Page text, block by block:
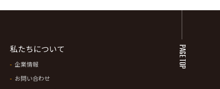
私たちについて
企業情報
お問い合わせ
PAGE TOP